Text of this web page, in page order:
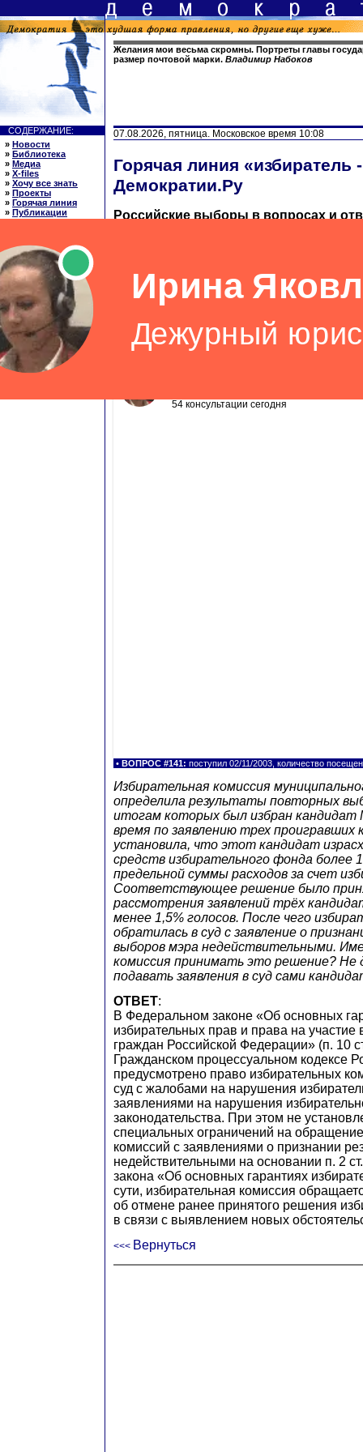
Желания мои весьма скромны. Портреты главы
размер почтовой марки. Владимир Набоков
СОДЕРЖАНИЕ:
» Новости
» Библиотека
» Медиа
» X-files
» Хочу все знать
» Проекты
» Горячая линия
» Публикации
» Ссылки
ССЫЛКИ:
07.08.2026, пятница. Московское время 10:08
Горячая линия «избиратель
Демократии.Ру
Российские выборы в вопросах и
• ВОПРОС #141: поступил 02/11/2003, количество
Избирательная комиссия
определила результаты повторных
итогам которых был избран кандидат
время по заявлению трех проигравших
установила, что этот кандидат
средств избирательного фонда более
предельной суммы расходов за счет
Соответствующее решение было
рассмотрения заявлений трёх
менее 1,5% голосов. После чего
обратилась в суд с заявление о
выборов мэра недействительными.
комиссия принимать это решение? Не
подавать заявления в суд сами
ОТВЕТ:
В Федеральном законе «Об основных
избирательных прав и права на
граждан Российской Федерации» (п. 10
Гражданском процессуальном кодексе
предусмотрено право избирательных
суд с жалобами на нарушения
заявлениями на нарушения
законодательства. При этом не
специальных ограничений на
комиссий с заявлениями о признании
недействительными на основании п. 2
закона «Об основных гарантиях
сути, избирательная комиссия
об отмене ранее принятого решения
в связи с выявлением новых
<<< Вернуться